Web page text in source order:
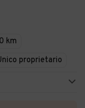
km
proprietario